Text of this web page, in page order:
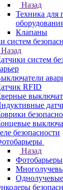
Назад
Техника для
Клапаны
систем
Назад
систем
RFID
безопасности
Назад
Фотобарьеры
Однолучевые